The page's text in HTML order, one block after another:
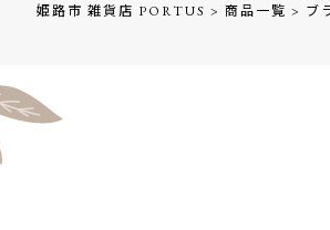
姫路市 雑貨店 PORTUS > 商品一覧 > ブ